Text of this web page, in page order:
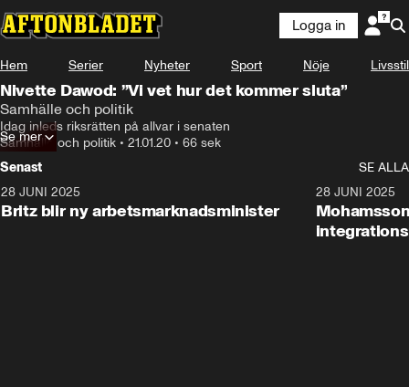
Logga in
Hem Serier Nyheter Sport Nöje Livsstil
Nivette Dawod: ”Vi vet hur det kommer sluta”
Samhälle och politik
Idag inleds riksrätten på allvar i senaten
Samhälle och politik • 21.01.20 • 66 sek
Se mer
Senast
SE ALLA
28 JUNI 2025
Britz blir ny arbetsmarknadsminister
28 JUNI 2025